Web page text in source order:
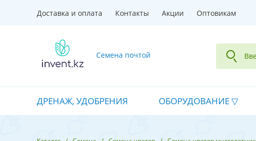
Доставка и оплата Контакты Акции Оптовикам
Семена почтой
ДРЕНАЖ, УДОБРЕНИЯ ОБОРУДОВАНИЕ